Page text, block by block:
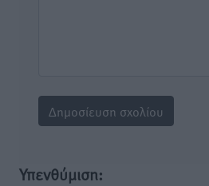
Υπενθύμιση: